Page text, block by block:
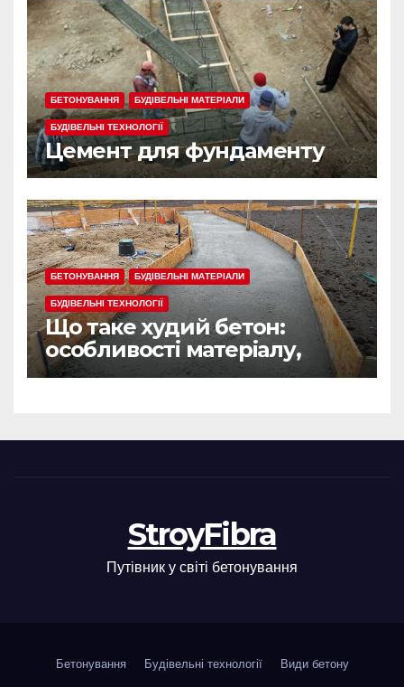
БЕТОНУВАННЯ БУДІВЕЛЬНІ МАТЕРІАЛИ
БУДІВЕЛЬНІ ТЕХНОЛОГІЇ
Цемент для фундаменту
БЕТОНУВАННЯ БУДІВЕЛЬНІ МАТЕРІАЛИ
БУДІВЕЛЬНІ ТЕХНОЛОГІЇ
Що таке худий бетон:
особливості матеріалу,
сфера застосування
StroyFibra
Путівник у світі бетонування
Бетонування Будівельні технології Види бетону